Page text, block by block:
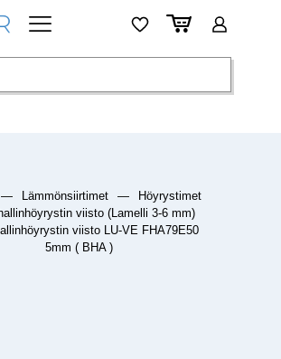
— Lämmönsiirtimet —
Höyrystimet
viisto (Lamelli 3-6 mm)
viisto LU-VE FHA79E50
5mm ( BHA )